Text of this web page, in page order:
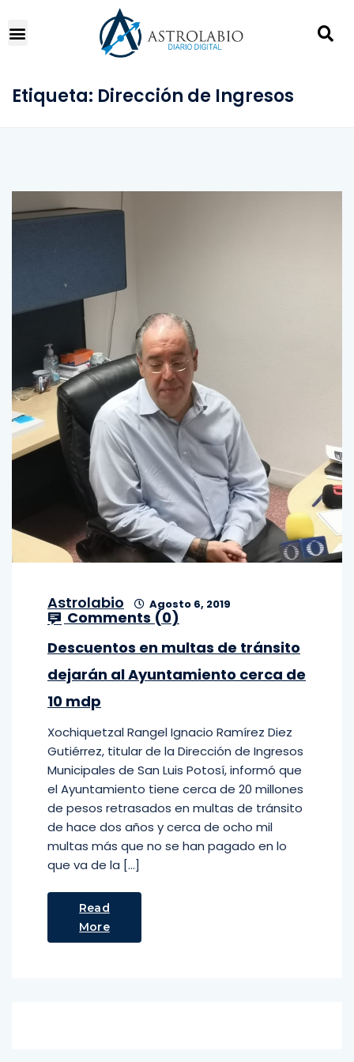
Etiqueta: Dirección de Ingresos
Astrolabio Agosto 6, 2019
Comments (0)
Descuentos en multas de tránsito
dejarán al Ayuntamiento cerca de
10 mdp
Xochiquetzal Rangel Ignacio Ramírez Diez
Gutiérrez, titular de la Dirección de Ingresos
Municipales de San Luis Potosí, informó que
el Ayuntamiento tiene cerca de 20 millones
de pesos retrasados en multas de tránsito
de hace dos años y cerca de ocho mil
multas más que no se han pagado en lo
que va de la […]
Read
More